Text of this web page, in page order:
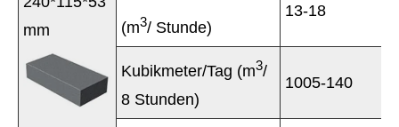
mm
(m3/ Stunde)
13-18
Kubikmeter/Tag (m3/
8 Stunden)
1005-140